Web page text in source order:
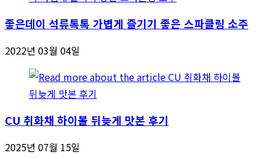
좋은데이 석류톡톡 가볍게 즐기기 좋은 스파클링 소주
2022년 03월 04일
CU 취화채 하이볼 뒤늦게 맛본 후기
2025년 07월 15일